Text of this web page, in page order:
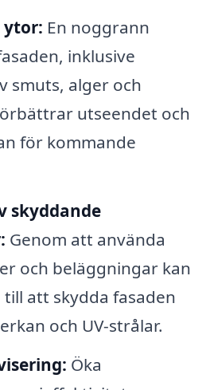
ytor: En noggrann
inklusive
smuts, alger och
utseendet och
för kommande
skyddande
Genom att använda
och beläggningar kan
att skydda fasaden
och UV-strålar.
Öka